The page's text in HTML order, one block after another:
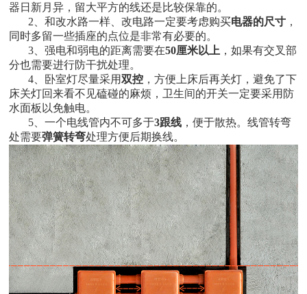
器日新月异，留大平方的线还是比较保靠的。
2 、和改水路一样、改电路一定要考虑购买电器的尺寸 ，
同时多留一些插座的点位是非常有必要的。
3 、强电和弱电的距离需要在50厘米以上 ，如果有交叉部
分也需要进行防干扰处理。
4 、卧室灯尽量采用双控 ，方便上床后再关灯，避免了下
床关灯回来看不见磕碰的麻烦，卫生间的开关一定要采用防
水面板以免触电。
5 、一个电线管内不可多于3跟线 ，便于散热。线管转弯
处需要弹簧转弯处理方便后期换线。